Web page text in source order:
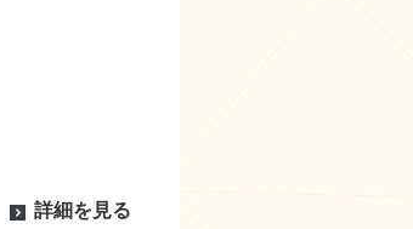
詳細を見る